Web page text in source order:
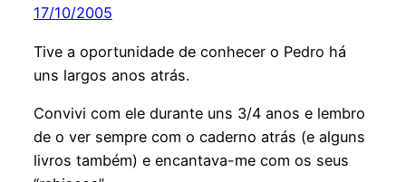
17/10/2005
Tive a oportunidade de conhecer o Pedro há
uns largos anos atrás.
Convivi com ele durante uns 3/4 anos e lembro
de o ver sempre com o caderno atrás (e alguns
livros também) e encantava-me com os seus